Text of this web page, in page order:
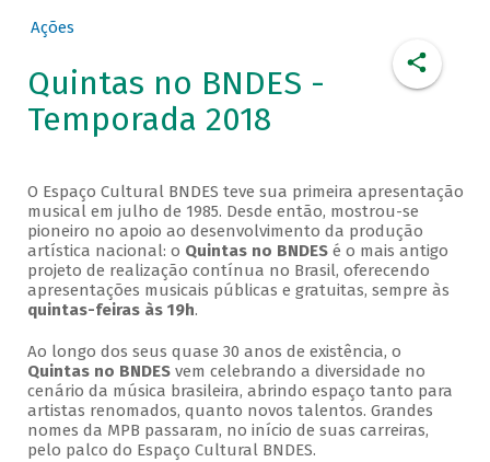
Ações
Quintas no BNDES -
Temporada 2018
O Espaço Cultural BNDES teve sua primeira apresentação
musical em julho de 1985. Desde então, mostrou-se
pioneiro no apoio ao desenvolvimento da produção
artística nacional: o Quintas no BNDESé o mais antigo
projeto de realização contínua no Brasil, oferecendo
apresentações musicais públicas e gratuitas, sempre às
quintas-feiras às 19h.
Ao longo dos seus quase 30 anos de existência, o
Quintas no BNDESvem celebrando a diversidade no
cenário da música brasileira, abrindo espaço tanto para
artistas renomados, quanto novos talentos. Grandes
nomes da MPB passaram, no início de suas carreiras,
pelo palco do Espaço Cultural BNDES.